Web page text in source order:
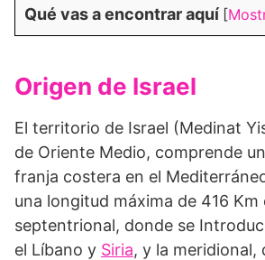
Qué vas a encontrar aquí [
Origen de Israel
El territorio de Israel (Medinat
de Oriente Medio, comprende
franja costera en el
una longitud máxima de 416
septentrional, donde se
el Líbano y Siria, y la meridional,